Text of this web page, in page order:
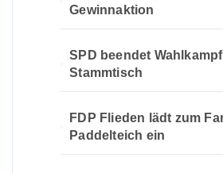
Gewinnaktion
SPD beendet
Stammtisch
FDP Flieden lädt zum
Paddelteich ein